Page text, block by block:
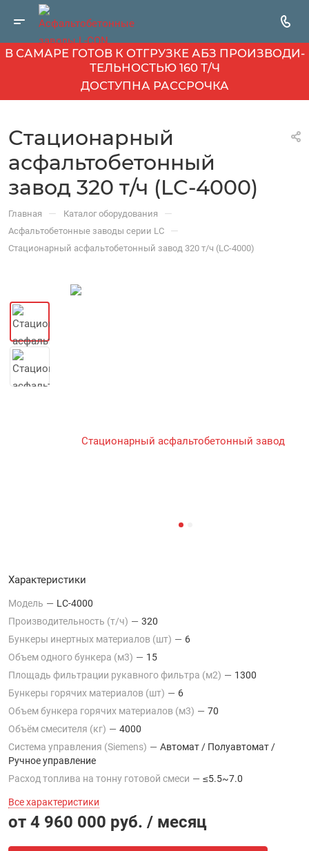
В САМАРЕ ГОТОВ К ОТГРУЗКЕ АБЗ ПРОИЗВОДИ­
ТЕЛЬНОСТЬЮ 160 Т/Ч
ДОСТУПНА РАССРОЧКА
Стационарный
асфальтобетонный
завод 320 т/ч (LC-4000)
Главная — Каталог оборудования —
Асфальтобетонные заводы серии LC —
Стационарный асфальтобетонный завод 320 т/ч (LC-4000)
Характеристики
Модель — LC-4000
Производительность (т/ч) — 320
Бункеры инертных материалов (шт) — 6
Объем одного бункера (м3) — 15
Площадь фильтрации рукавного фильтра (м2) — 1300
Бункеры горячих материалов (шт) — 6
Объем бункера горячих материалов (м3) — 70
Объём смесителя (кг) — 4000
Система управления (Siemens) — Автомат / Полуавтомат /
Ручное управление
Расход топлива на тонну готовой смеси — ≤5.5~7.0
Все характеристики
от 4 960 000 руб. / месяц